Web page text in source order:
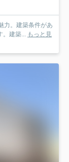
力。建築条件があ
。建築... もっと見